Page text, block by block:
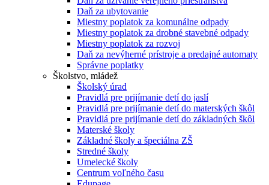
Daň za ubytovanie
Miestny poplatok za komunálne odpady
Miestny poplatok za drobné stavebné odpady
Miestny poplatok za rozvoj
Daň za nevýherné prístroje a predajné automaty
Správne poplatky
Školstvo, mládež
Školský úrad
Pravidlá pre prijímanie detí do jaslí
Pravidlá pre prijímanie detí do materských škôl
Pravidlá pre prijímanie detí do základných škôl
Materské školy
Základné školy a špeciálna ZŠ
Stredné školy
Umelecké školy
Centrum voľného času